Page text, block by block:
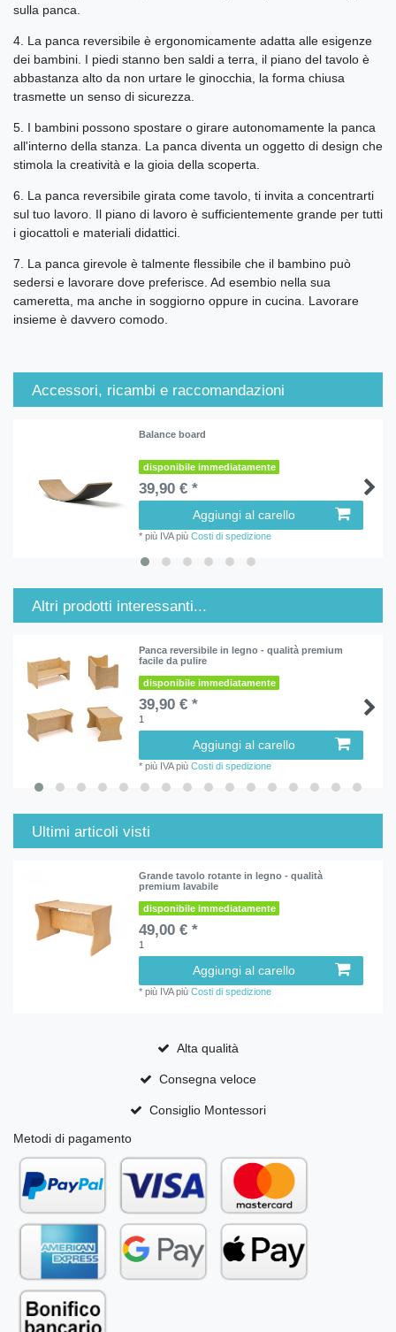
sulla panca.
4. La panca reversibile è ergonomicamente adatta alle esigenze
dei bambini. I piedi stanno ben saldi a terra, il piano del tavolo è
abbastanza alto da non urtare le ginocchia, la forma chiusa
trasmette un senso di sicurezza.
5. I bambini possono spostare o girare autonomamente la panca
all'interno della stanza. La panca diventa un oggetto di design che
stimola la creatività e la gioia della scoperta.
6. La panca reversibile girata come tavolo, ti invita a concentrarti
sul tuo lavoro. Il piano di lavoro è sufficientemente grande per tutti
i giocattoli e materiali didattici.
7. La panca girevole è talmente flessibile che il bambino può
sedersi e lavorare dove preferisce. Ad esembio nella sua
cameretta, ma anche in soggiorno oppure in cucina. Lavorare
insieme è davvero comodo.
Accessori, ricambi e raccomandazioni
Balance board
disponibile immediatamente
39,90 € *
Aggiungi al carello
*più IVApiùCosti di spedizione
Altri prodotti interessanti...
Panca reversibile in legno - qualità premium
facile da pulire
disponibile immediatamente
39,90 € *
1
Aggiungi al carello
*più IVApiùCosti di spedizione
Ultimi articoli visti
Grande tavolo rotante in legno - qualità
premium lavabile
disponibile immediatamente
49,00 € *
1
Aggiungi al carello
*più IVApiùCosti di spedizione
Alta qualità
Consegna veloce
Consiglio Montessori
Metodi di pagamento